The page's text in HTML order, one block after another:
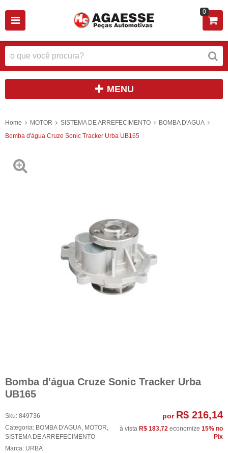
0
MENU
Home MOTOR SISTEMA DE ARREFECIMENTO
BOMBA D'AGUA
Bomba d'água Cruze Sonic Tracker Urba UB165
Bomba d'água Cruze Sonic Tracker Urba
UB165
Sku: 849736
Categoria: BOMBA D'AGUA, MOTOR,
SISTEMA DE ARREFECIMENTO
Marca: URBA
por R$ 216,14
à vista R$ 183,72 economize 15% no
Pix